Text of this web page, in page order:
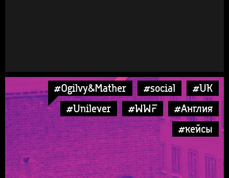
#Ogilvy&Mather #social
#UK
#Unilever
#WWF
#Англия
#кейсы